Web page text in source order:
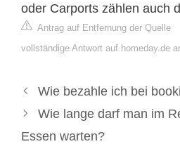
oder Carports zählen auch
Antrag auf Entfernung der Quelle
vollständige Antwort auf homeday.de
Wie bezahle ich bei
Wie lange darf man im
Essen warten?